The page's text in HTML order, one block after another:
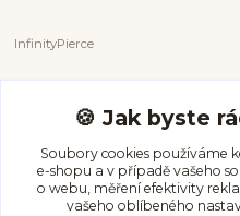
InfinityPierce
+420 731 681
(Po-Ne, 9-18 hod.)
🍪 Jak byste
Soubory cookies používáme
e-shopu a v případě vašeho
o webu, měření efektivity
vašeho oblíbeného